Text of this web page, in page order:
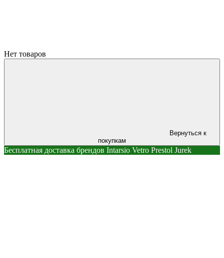
Нет товаров
Вернуться к
покупкам
Бесплатная доставка брендов Intarsio Vetro Prestol Jurek